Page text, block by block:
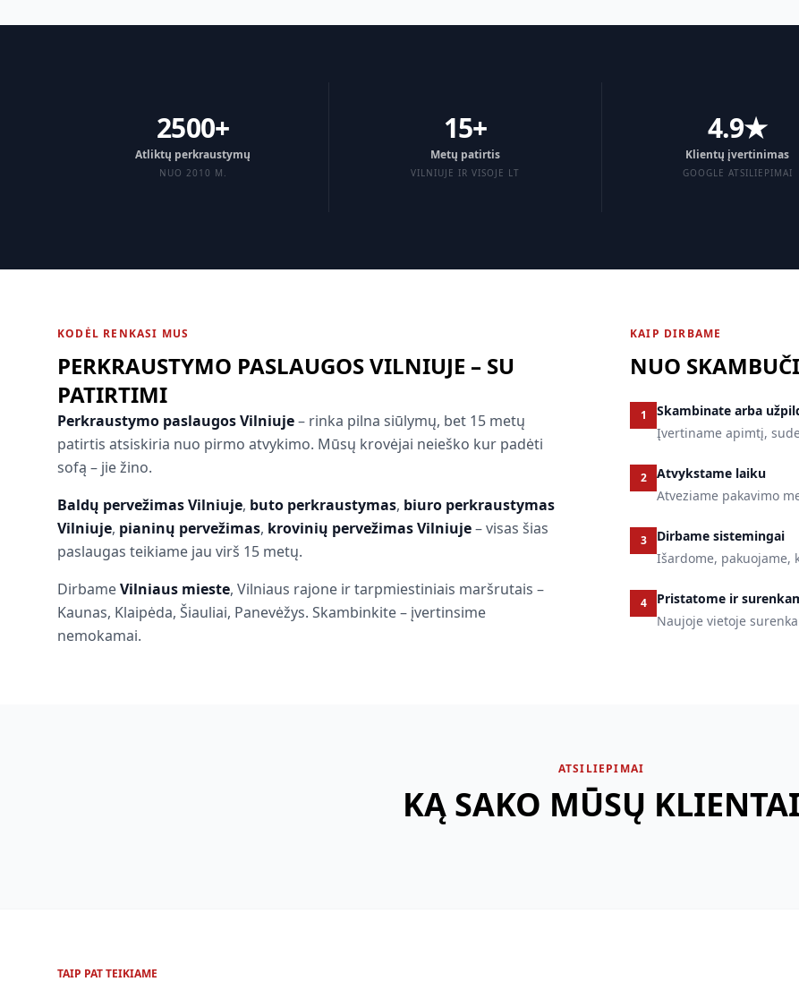
2500+
Atliktų perkraustymų
NUO 2010 M.
15+
Metų patirtis
VILNIUJE IR VISOJE LT
4.9★
Klientų įvertinimas
GOOGLE ATSILIEPIMAI
KODĖL RENKASI MUS
PERKRAUSTYMO PASLAUGOS VILNIUJE – SU
PATIRTIMI
Perkraustymo paslaugos Vilniuje– rinka pilna siūlymų, bet 15 metų
patirtis atsiskiria nuo pirmo atvykimo. Mūsų krovėjai neieško kur padėti
sofą – jie žino.
Baldų pervežimas Vilniuje, buto perkraustymas, biuro perkraustymas
Vilniuje, pianinų pervežimas, krovinių pervežimas Vilniuje– visas šias
paslaugas teikiame jau virš 15 metų.
DirbameVilniaus mieste, Vilniaus rajone ir tarpmiestiniais maršrutais –
Kaunas, Klaipėda, Šiauliai, Panevėžys. Skambinkite – įvertinsime
nemokamai.
KAIP DIRBAME
NUO
1
Skambinate arba
Įvertiname apimtį,
2
Atvykstame laiku
Atveziame pakavimo
3
Dirbame sistemingai
Išardome, pakuojame,
4
Pristatome ir
Naujoje vietoje
ATSILIEPIMAI
KĄ SAKO MŪSŲ KLIENTAI
TAIP PAT TEIKIAME